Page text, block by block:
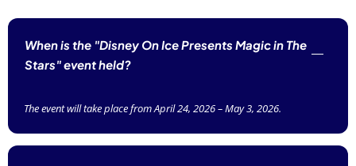
When is the "Disney On Ice Presents Magic in The
Stars" event held?
The event will take place from April 24, 2026 – May 3, 2026.